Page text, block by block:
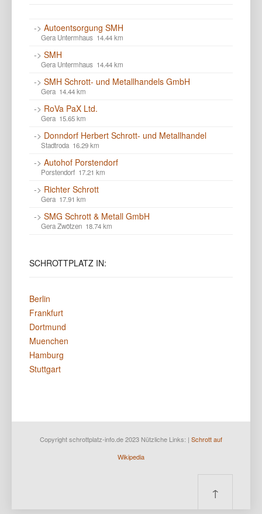
-> Autoentsorgung SMH
Gera Untermhaus 14.44 km
-> SMH
Gera Untermhaus 14.44 km
-> SMH Schrott- und Metallhandels GmbH
Gera 14.44 km
-> RoVa PaX Ltd.
Gera 15.65 km
-> Donndorf Herbert Schrott- und Metallhandel
Stadtroda 16.29 km
-> Autohof Porstendorf
Porstendorf 17.21 km
-> Richter Schrott
Gera 17.91 km
-> SMG Schrott & Metall GmbH
Gera Zwötzen 18.74 km
SCHROTTPLATZ IN:
Berlin
Frankfurt
Dortmund
Muenchen
Hamburg
Stuttgart
Copyright schrottplatz-info.de 2023 Nützliche Links: | Schrott auf
Wikipedia
↑